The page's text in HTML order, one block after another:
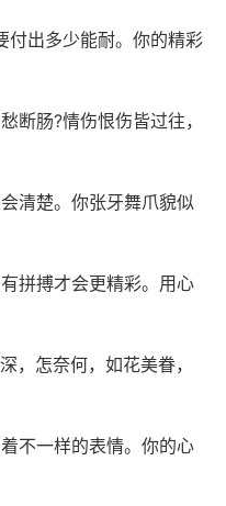
付出多少能耐。你的精彩
断肠?情伤恨伤皆过往，
清楚。你张牙舞爪貌似
拼搏才会更精彩。用心
，怎奈何，如花美眷，
不一样的表情。你的心